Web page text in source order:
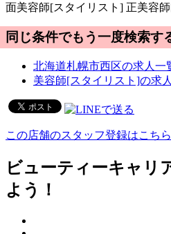
面美容師[スタイリスト] 正美容
同じ条件でもう一度検索す
北海道札幌市西区の求人一
美容師[スタイリスト]の求人
この店舗のスタッフ登録はこちら
ビューティーキャリ
よう！